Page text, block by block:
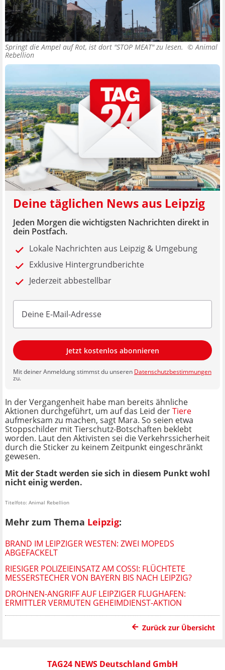
Springt die Ampel auf Rot, ist dort "STOP MEAT" zu lesen. ©Animal
Rebellion
Deine täglichen News aus Leipzig
Jeden Morgen die wichtigsten Nachrichten direkt in
dein Postfach.
Lokale Nachrichten aus Leipzig & Umgebung
Exklusive Hintergrundberichte
Jederzeit abbestellbar
Jetzt kostenlos abonnieren
Mit deiner Anmeldung stimmst du unseren Datenschutzbestimmungen
zu.
In der Vergangenheit habe man bereits ähnliche
Aktionen durchgeführt, um auf das Leid derTiere
aufmerksam zu machen, sagt Mara. So seien etwa
Stoppschilder mit Tierschutz-Botschaften beklebt
worden. Laut den Aktivisten sei die Verkehrssicherheit
durch die Sticker zu keinem Zeitpunkt eingeschränkt
gewesen.
Mit der Stadt werden sie sich in diesem Punkt wohl
nicht einig werden.
Titelfoto: Animal Rebellion
Mehr zum Thema Leipzig:
BRAND IM LEIPZIGER WESTEN: ZWEI MOPEDS
ABGEFACKELT
RIESIGER POLIZEIEINSATZ AM COSSI: FLÜCHTETE
MESSERSTECHER VON BAYERN BIS NACH LEIPZIG?
DROHNEN-ANGRIFF AUF LEIPZIGER FLUGHAFEN:
ERMITTLER VERMUTEN GEHEIMDIENST-AKTION
Zurück zur Übersicht
TAG24 NEWS Deutschland GmbH